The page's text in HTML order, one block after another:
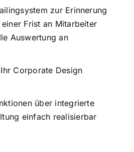
zur Erinnerung
Frist an Mitarbeiter
Auswertung an
Corporate Design
über integrierte
einfach realisierbar